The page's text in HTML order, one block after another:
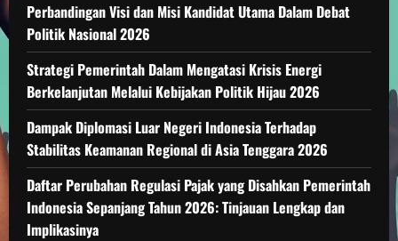
Perbandingan Visi dan Misi Kandidat Utama Dalam Debat
Politik Nasional 2026
Strategi Pemerintah Dalam Mengatasi Krisis Energi
Berkelanjutan Melalui Kebijakan Politik Hijau 2026
Dampak Diplomasi Luar Negeri Indonesia Terhadap
Stabilitas Keamanan Regional di Asia Tenggara 2026
Daftar Perubahan Regulasi Pajak yang Disahkan Pemerintah
Indonesia Sepanjang Tahun 2026: Tinjauan Lengkap dan
Implikasinya